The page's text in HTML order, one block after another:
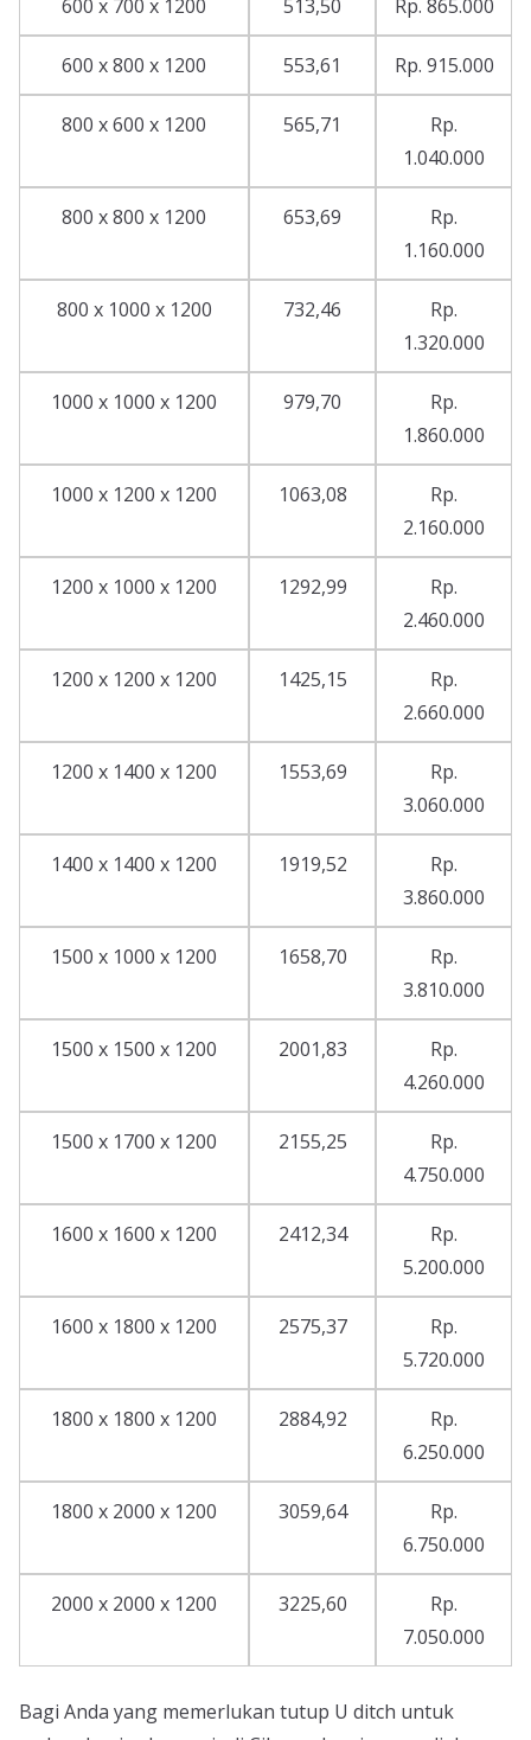
600 x 700 x 1200 513,50 Rp. 865.000
600 x 800 x 1200 553,61 Rp. 915.000
800 x 600 x 1200 565,71
Rp.
1.040.000
800 x 800 x 1200 653,69
Rp.
1.160.000
800 x 1000 x 1200 732,46
Rp.
1.320.000
1000 x 1000 x 1200 979,70
Rp.
1.860.000
1000 x 1200 x 1200 1063,08
Rp.
2.160.000
1200 x 1000 x 1200 1292,99
Rp.
2.460.000
1200 x 1200 x 1200 1425,15
Rp.
2.660.000
1200 x 1400 x 1200 1553,69
Rp.
3.060.000
1400 x 1400 x 1200 1919,52
Rp.
3.860.000
1500 x 1000 x 1200 1658,70
Rp.
3.810.000
1500 x 1500 x 1200 2001,83
Rp.
4.260.000
1500 x 1700 x 1200 2155,25
Rp.
4.750.000
1600 x 1600 x 1200 2412,34
Rp.
5.200.000
1600 x 1800 x 1200 2575,37
Rp.
5.720.000
1800 x 1800 x 1200 2884,92
Rp.
6.250.000
1800 x 2000 x 1200 3059,64
Rp.
6.750.000
2000 x 2000 x 1200 3225,60
Rp.
7.050.000
Bagi Anda yang memerlukan tutup U ditch untuk